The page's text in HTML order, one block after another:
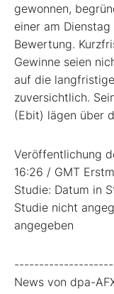
gewonnen,
einer am
Bewertung.
Gewinne seien
auf die
zuversichtlich.
(Ebit) lägen über
Veröffentlichung
16:26 / GMT
Studie: Datum in
Studie nicht
angegeben
News von dpa-